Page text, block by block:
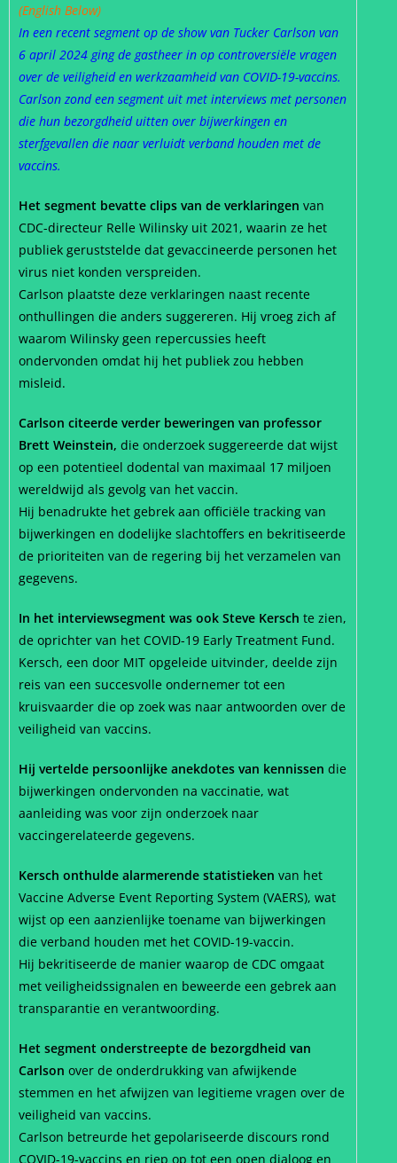
(English Below)
In een recent segment op de show van Tucker Carlson van
6 april 2024 ging de gastheer in op controversiële vragen
over de veiligheid en werkzaamheid van COVID-19-vaccins.
Carlson zond een segment uit met interviews met personen
die hun bezorgdheid uitten over bijwerkingen en
sterfgevallen die naar verluidt verband houden met de
vaccins.
Het segment bevatte clips van de verklaringen van
CDC-directeur Relle Wilinsky uit 2021, waarin ze het
publiek geruststelde dat gevaccineerde personen het
virus niet konden verspreiden.
Carlson plaatste deze verklaringen naast recente
onthullingen die anders suggereren. Hij vroeg zich af
waarom Wilinsky geen repercussies heeft
ondervonden omdat hij het publiek zou hebben
misleid.
Carlson citeerde verder beweringen van professor
Brett Weinstein, die onderzoek suggereerde dat wijst
op een potentieel dodental van maximaal 17 miljoen
wereldwijd als gevolg van het vaccin.
Hij benadrukte het gebrek aan officiële tracking van
bijwerkingen en dodelijke slachtoffers en bekritiseerde
de prioriteiten van de regering bij het verzamelen van
gegevens.
In het interviewsegment was ook Steve Kersch te zien,
de oprichter van het COVID-19 Early Treatment Fund.
Kersch, een door MIT opgeleide uitvinder, deelde zijn
reis van een succesvolle ondernemer tot een
kruisvaarder die op zoek was naar antwoorden over de
veiligheid van vaccins.
Hij vertelde persoonlijke anekdotes van kennissen die
bijwerkingen ondervonden na vaccinatie, wat
aanleiding was voor zijn onderzoek naar
vaccingerelateerde gegevens.
Kersch onthulde alarmerende statistieken van het
Vaccine Adverse Event Reporting System (VAERS), wat
wijst op een aanzienlijke toename van bijwerkingen
die verband houden met het COVID-19-vaccin.
Hij bekritiseerde de manier waarop de CDC omgaat
met veiligheidssignalen en beweerde een gebrek aan
transparantie en verantwoording.
Het segment onderstreepte de bezorgdheid van
Carlson over de onderdrukking van afwijkende
stemmen en het afwijzen van legitieme vragen over de
veiligheid van vaccins.
Carlson betreurde het gepolariseerde discours rond
COVID-19-vaccins en riep op tot een open dialoog en